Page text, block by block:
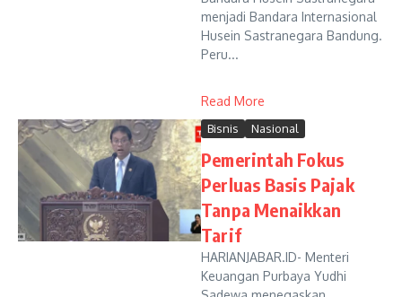
menjadi Bandara Internasional
Husein Sastranegara Bandung.
Peru...
Read More
Bisnis Nasional
Pemerintah Fokus
Perluas Basis Pajak
Tanpa Menaikkan
Tarif
HARIANJABAR.ID- Menteri
Keuangan Purbaya Yudhi